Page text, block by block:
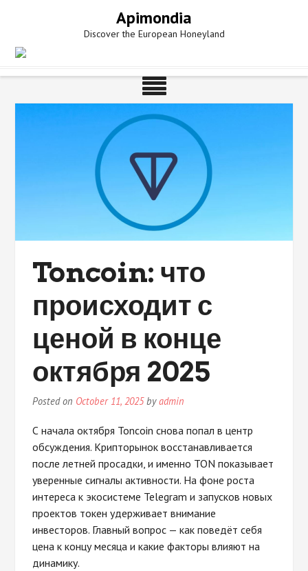
Apimondia
Discover the European Honeyland
Toncoin: что
происходит с
ценой в конце
октября 2025
Posted on October 11, 2025byadmin
С начала октября Toncoin снова попал в центр
обсуждения. Крипторынок восстанавливается
после летней просадки, и именно TON показывает
уверенные сигналы активности. На фоне роста
интереса к экосистеме Telegram и запусков новых
проектов токен удерживает внимание
инвесторов. Главный вопрос — как поведёт себя
цена к концу месяца и какие факторы влияют на
динамику.